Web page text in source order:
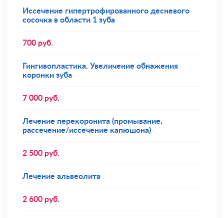
Иссечение гипертрофированного десневого
сосочка в области 1 зуба
700 руб.
Гингивопластика. Увеличение обнажения
коронки зуба
7 000 руб.
Лечение перекоронита (промывание,
рассечение/иссечение капюшона)
2 500 руб.
Лечение альвеолита
2 600 руб.